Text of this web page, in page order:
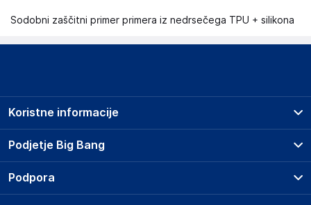
Sodobni zaščitni primer primera iz nedrsečega TPU + silikona
Podjetje Big Bang
O podjetju
Koristne informacije
Prodajna mesta
Storitve
Dostava, vnos in odvoz
Podpora